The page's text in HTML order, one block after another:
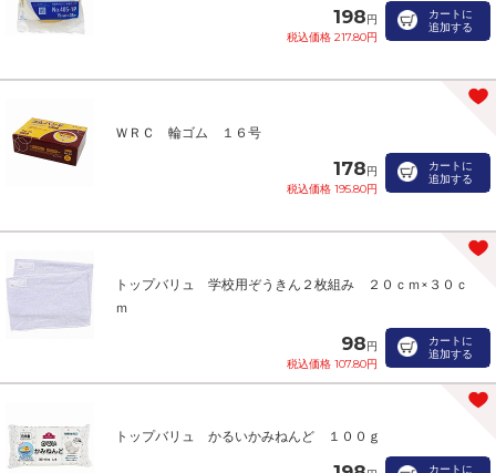
198円
税込価格 217.80円
カートに
追加する
ＷＲＣ 輪ゴム １６号
178円
税込価格 195.80円
カートに
追加する
トップバリュ 学校用ぞうきん２枚組み ２０ｃｍ×３０ｃ
ｍ
98円
税込価格 107.80円
カートに
追加する
トップバリュ かるいかみねんど １００ｇ
カートに